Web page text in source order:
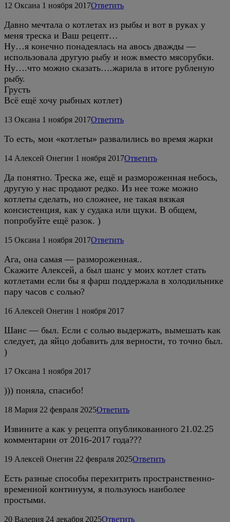
12 Оксана 1 ноября 2017Ответить
Давно мечтала о котлетах из рыбы и вот в руках у
меня треска и Ваш рецепт…
Ну…я конечно понадеялась на авось дважды —
использовала другую рыбу и нож вместо мясорубки.
Ну….что можно сказать….жарила в итоге рубленую
рыбу.
Грусть
Всё ещё хочу рыбных котлет)
13 Оксана 1 ноября 2017Ответить
То есть, мои «котлеты» развалились во время жарки
14 Алексей Онегин 1 ноября 2017Ответить
Да понятно. Треска же, ещё и размороженная небось,
другую у нас продают редко. Из нее тоже можно
котлеты сделать, но сложнее, не такая вязкая
консистенция, как у судака или щуки. В общем,
попробуйте ещё разок. )
15 Оксана 1 ноября 2017Ответить
Ага, она самая — размороженная..
Скажите Алексей, а был шанс у моих котлет стать
котлетами если бы я фарш поддержала в холодильнике
пару часов с солью?
16 Алексей Онегин 1 ноября 2017
Шанс — был. Если с солью выдержать, вымешать как
следует, да яйцо добавить для верности, то точно был.
)
17 Оксана 1 ноября 2017
))) поняла, спасибо!
18 Мария 22 февраля 2025Ответить
Извините а как у рецепта опубликованного 21.02.25
комментарии от 2016-2017 года???
19 Алексей Онегин 22 февраля 2025Ответить
Есть разные способы перехитрить пространственно-
временной континуум, я пользуюсь наиболее
простыми.
20 Валерия 24 декабря 2025Ответить